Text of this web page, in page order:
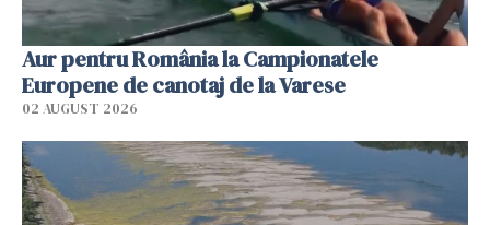
Aur pentru România la Campionatele
Europene de canotaj de la Varese
02 AUGUST 2026